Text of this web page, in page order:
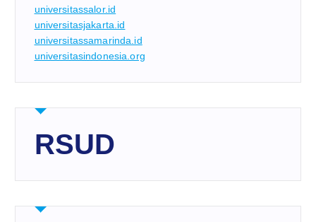
universitassalor.id
universitasjakarta.id
universitassamarinda.id
universitasindonesia.org
RSUD